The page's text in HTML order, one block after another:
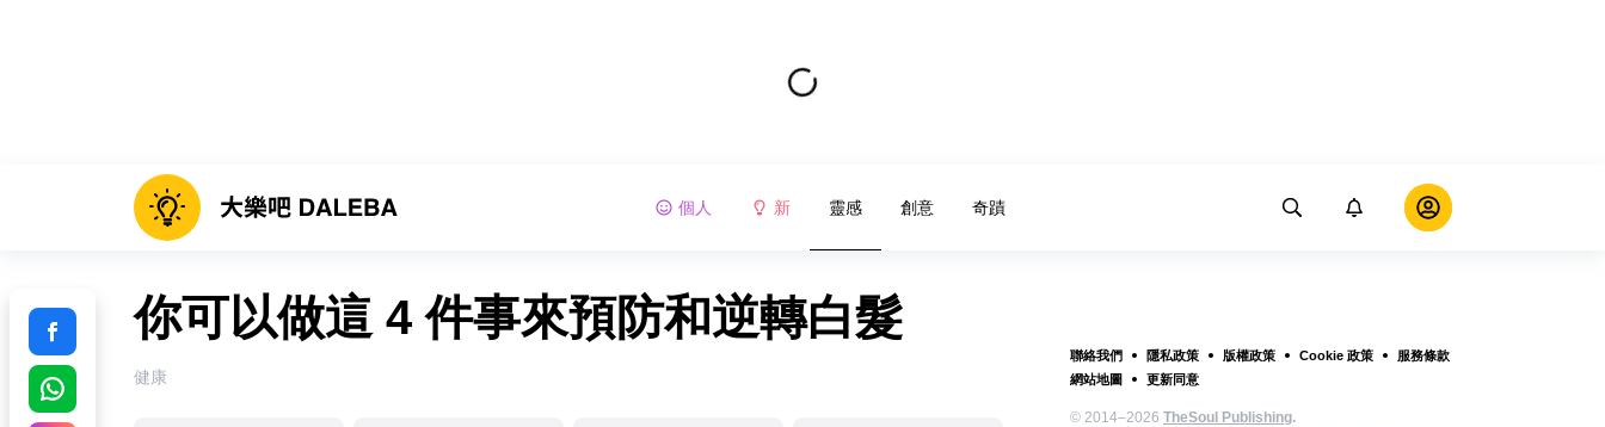
個人 新 靈感 創意 奇蹟
聯絡我們 隱私政策 版權政策 Cookie 政策
服務條款
網站地圖
更新同意
© 2014–2026 TheSoul Publishing.
你可以做這 4 件事來預防和逆轉白髮
健康